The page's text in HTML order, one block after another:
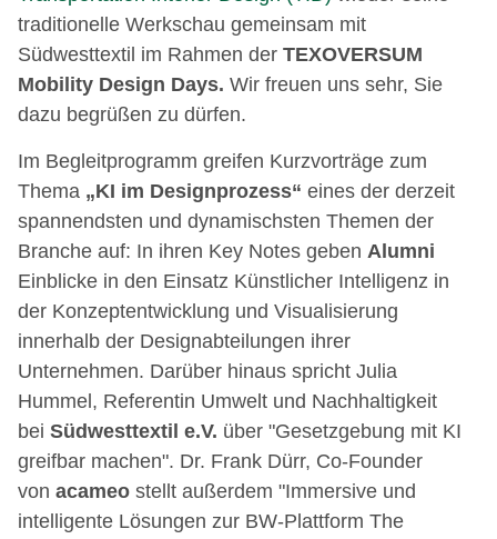
traditionelle Werkschau gemeinsam mit
Südwesttextil im Rahmen der TEXOVERSUM
Mobility Design Days. Wir freuen uns sehr, Sie
dazu begrüßen zu dürfen.
Im Begleitprogramm greifen Kurzvorträge zum
Thema „KI im Designprozess“ eines der derzeit
spannendsten und dynamischsten Themen der
Branche auf: In ihren Key Notes geben Alumni
Einblicke in den Einsatz Künstlicher Intelligenz in
der Konzeptentwicklung und Visualisierung
innerhalb der Designabteilungen ihrer
Unternehmen. Darüber hinaus spricht Julia
Hummel, Referentin Umwelt und Nachhaltigkeit
bei Südwesttextil e.V. über "Gesetzgebung mit KI
greifbar machen". Dr. Frank Dürr, Co-Founder
von acameo stellt außerdem "Immersive und
intelligente Lösungen zur BW-Plattform The